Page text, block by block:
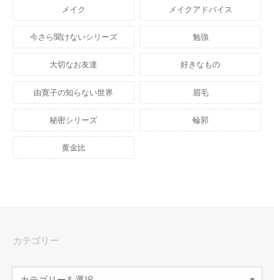
メイク メイクアドバイス
今さら聞けないシリーズ 勉強
大切なお友達 好きなもの
由寛子の知らない世界 眉毛
秘密シリーズ 輪郭
黄金比
カテゴリー